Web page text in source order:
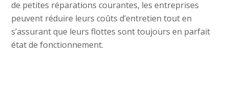
de petites réparations courantes, les entreprises
peuvent réduire leurs coûts d’entretien tout en
s’assurant que leurs flottes sont toujours en parfait
état de fonctionnement.